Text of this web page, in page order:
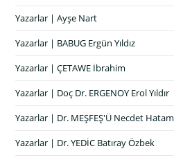
Yazarlar | Ayşe Nart
Yazarlar | BABUG Ergün Yıldız
Yazarlar | ÇETAWE İbrahim
Yazarlar | Doç Dr. ERGENOY Erol Yıldır
Yazarlar | Dr. MEŞFEŞ'Ü Necdet Hatam
Yazarlar | Dr. YEDİC Batıray Özbek